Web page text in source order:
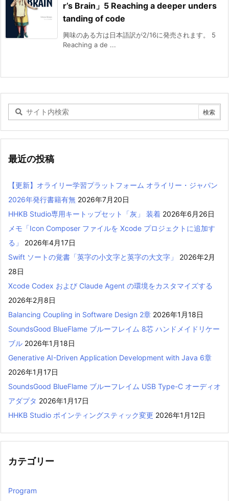
r’s Brain」5 Reaching a deeper unders
tanding of code
興味のある方は日本語訳が2/16に発売されます。 5
Reaching a de ...
最近の投稿
【更新】オライリー学習プラットフォーム オライリー・ジャパン
2026年発行書籍有無 2026年7月20日
HHKB Studio専用キートップセット「灰」 装着 2026年6月26日
メモ「Icon Composer ファイルを Xcode プロジェクトに追加す
る」
2026年4月17日
Swift ソートの覚書「英字の小文字と英字の大文字」
2026年2月
28日
Xcode Codex および Claude Agent の環境をカスタマイズする
2026年2月8日
Balancing Coupling in Software Design 2章 2026年1月18日
SoundsGood BlueFlame ブルーフレイム 8芯 ハンドメイドリケー
ブル 2026年1月18日
Generative AI-Driven Application Development with Java 6章
2026年1月17日
SoundsGood BlueFlame ブルーフレイム USB Type-C オーディオ
アダプタ 2026年1月17日
HHKB Studio ポインティングスティック変更 2026年1月12日
カテゴリー
Program